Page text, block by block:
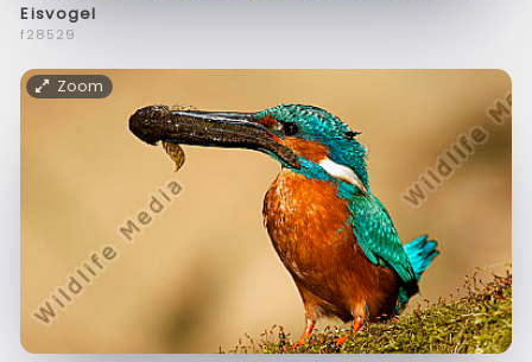
Eisvogel
f28529
Zoom